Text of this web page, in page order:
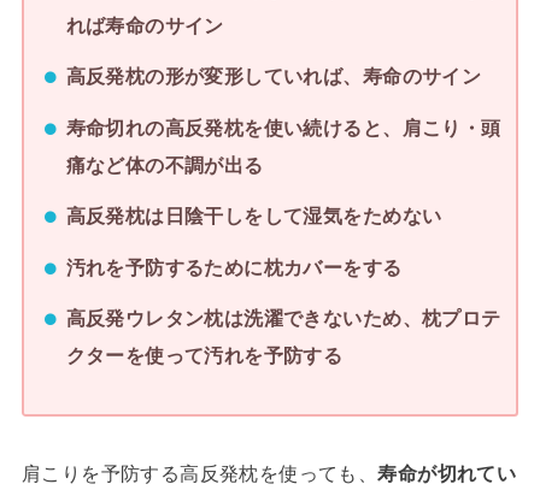
れば寿命のサイン
高反発枕の形が変形していれば、寿命のサイン
寿命切れの高反発枕を使い続けると、肩こり・頭
痛など体の不調が出る
高反発枕は日陰干しをして湿気をためない
汚れを予防するために枕カバーをする
高反発ウレタン枕は洗濯できないため、枕プロテ
クターを使って汚れを予防する
肩こりを予防する高反発枕を使っても、寿命が切れてい